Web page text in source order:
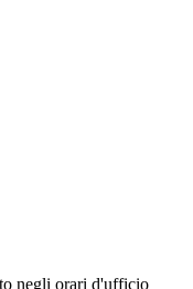
negli orari d'ufficio